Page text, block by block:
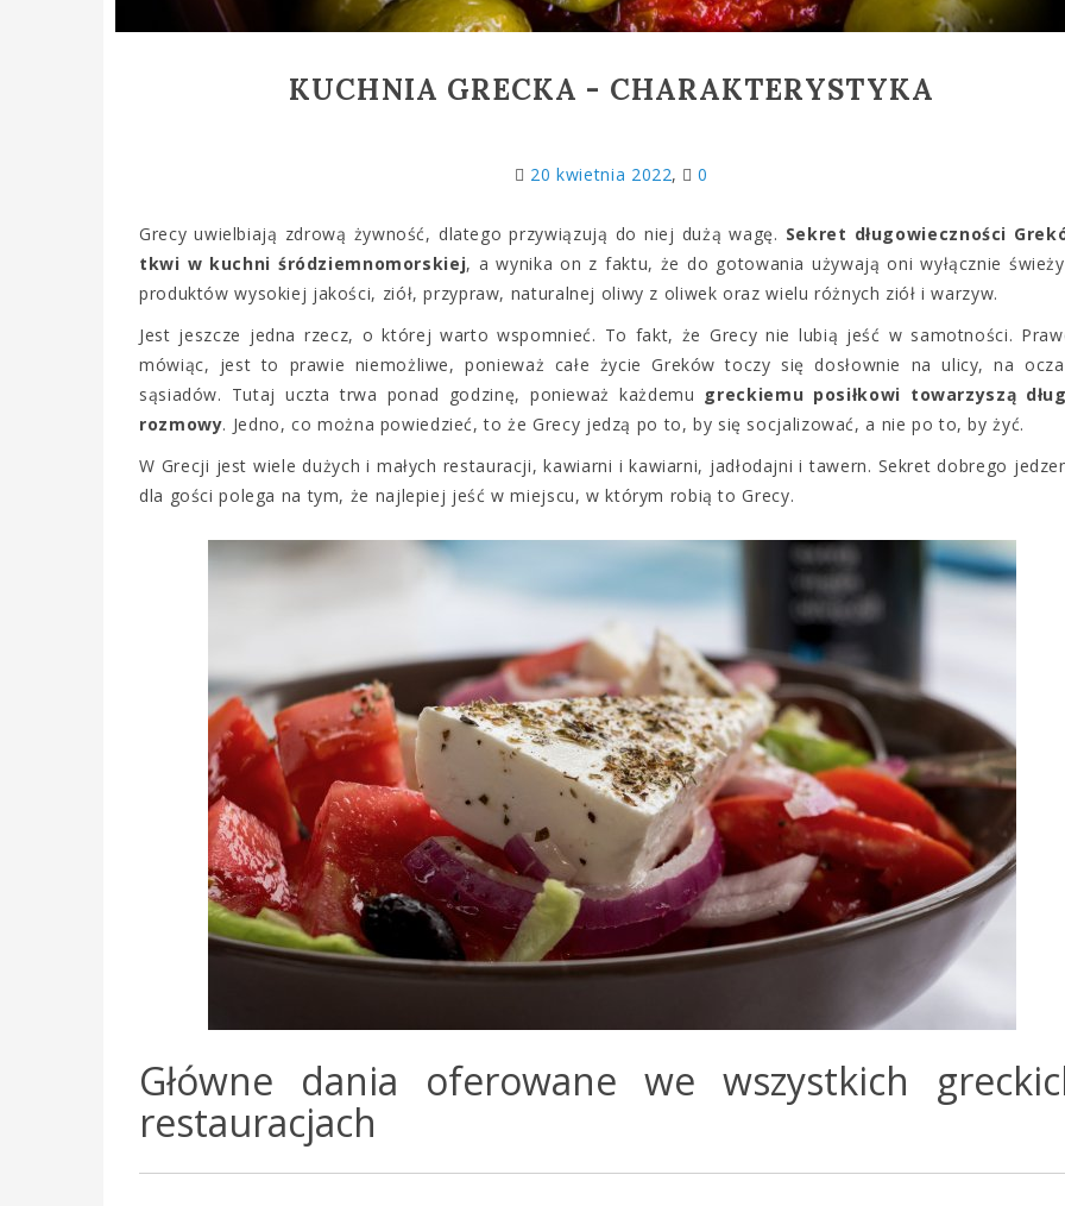
KUCHNIA GRECKA - CHARAKTERYSTYKA
20 kwietnia 2022 0
Grecy uwielbiają zdrową żywność, dlatego przywiązują do niej dużą wagę. Sekret długowieczności
tkwi w kuchni śródziemnomorskiej, a wynika on z faktu, że do gotowania używają oni wyłącznie
produktów wysokiej jakości, ziół, przypraw, naturalnej oliwy z oliwek oraz wielu różnych ziół i warzyw.
Jest jeszcze jedna rzecz, o której warto wspomnieć. To fakt, że Grecy nie lubią jeść w samotności.
mówiąc, jest to prawie niemożliwe, ponieważ całe życie Greków toczy się dosłownie na ulicy, na
sąsiadów. Tutaj uczta trwa ponad godzinę, ponieważ każdemu greckiemu posiłkowi towarzyszą
rozmowy. Jedno, co można powiedzieć, to że Grecy jedzą po to, by się socjalizować, a nie po to, by żyć.
W Grecji jest wiele dużych i małych restauracji, kawiarni i kawiarni, jadłodajni i tawern. Sekret dobrego
dla gości polega na tym, że najlepiej jeść w miejscu, w którym robią to Grecy.
Główne dania oferowane we wszystkich
restauracjach